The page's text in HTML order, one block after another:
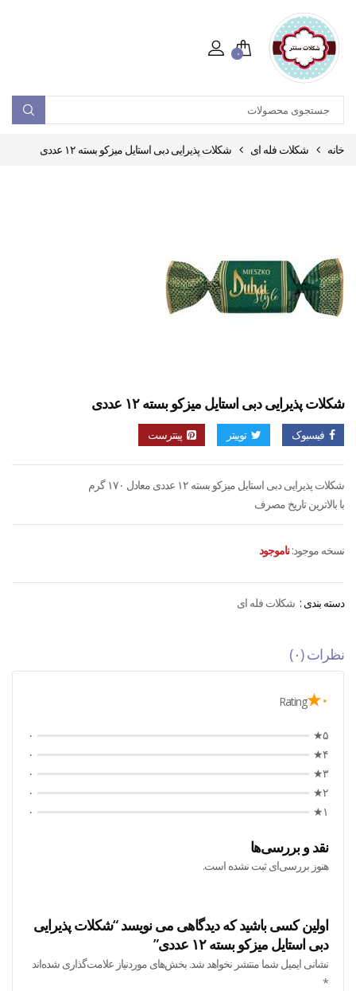
۰
خانه شکلات فله ای شکلات پذیرایی دبی استایل میزکو بسته ۱۲ عددی
شکلات پذیرایی دبی استایل میزکو بسته ۱۲ عددی
فیسبوک توییتر پینترست
شکلات پذیرایی دبی استایل میزکو بسته ۱۲ عددی معادل ۱۷۰ گرم
با بالاترین تاریخ مصرف
نسخه موجود: ناموجود
دسته بندی : شکلات فله ای
نظرات (۰)
۰★ Rating
۵★
۰
۴★
۰
۳★
۰
۲★
۰
۱★
۰
نقد و بررسی‌ها
هنوز بررسی‌ای ثبت نشده است.
اولین کسی باشید که دیدگاهی می نویسد “شکلات پذیرایی
دبی استایل میزکو بسته ۱۲ عددی”
نشانی ایمیل شما منتشر نخواهد شد. بخش‌های موردنیاز علامت‌گذاری شده‌اند
*